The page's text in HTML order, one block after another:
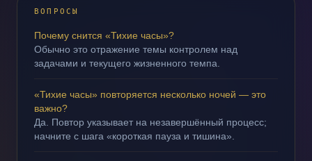
ВОПРОСЫ
Почему снится «Тихие часы»?
Обычно это отражение темы контролем над
задачами и текущего жизненного темпа.
«Тихие часы» повторяется несколько ночей — это
важно?
Да. Повтор указывает на незавершённый процесс;
начните с шага «короткая пауза и тишина».